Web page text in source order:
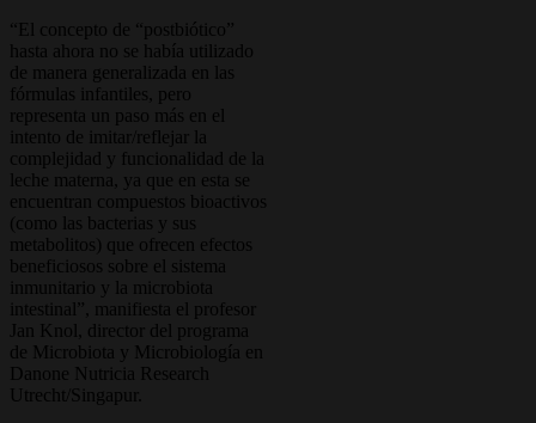
“El concepto de “postbiótico”
hasta ahora no se había utilizado
de manera generalizada en las
fórmulas infantiles, pero
representa un paso más en el
intento de imitar/reflejar la
complejidad y funcionalidad de la
leche materna, ya que en esta se
encuentran compuestos bioactivos
(como las bacterias y sus
metabolitos) que ofrecen efectos
beneficiosos sobre el sistema
inmunitario y la microbiota
intestinal”, manifiesta el profesor
Jan Knol, director del programa
de Microbiota y Microbiología en
Danone Nutricia Research
Utrecht/Singapur.